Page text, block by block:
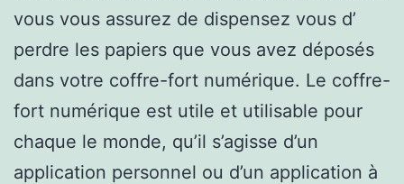
vous vous assurez de dispensez vous d’
perdre les papiers que vous avez déposés
dans votre coffre-fort numérique. Le coffre-
fort numérique est utile et utilisable pour
chaque le monde, qu’il s’agisse d’un
application personnel ou d’un application à